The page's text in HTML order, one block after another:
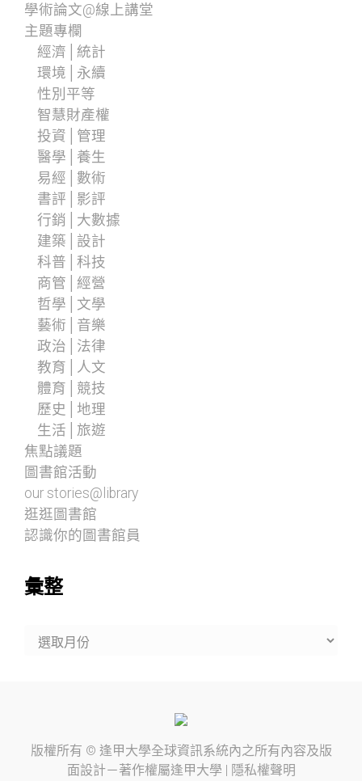
學術論文@線上講堂
主題專欄
經濟│統計
環境│永續
性別平等
智慧財產權
投資│管理
醫學│養生
易經│數術
書評│影評
行銷│大數據
建築│設計
科普│科技
商管│經營
哲學│文學
藝術│音樂
政治│法律
教育│人文
體育│競技
歷史│地理
生活│旅遊
焦點議題
圖書館活動
our stories@library
逛逛圖書館
認識你的圖書館員
彙整
版權所有 © 逢甲大學全球資訊系統內之所有內容及版
面設計－著作權屬逢甲大學 隱私權聲明